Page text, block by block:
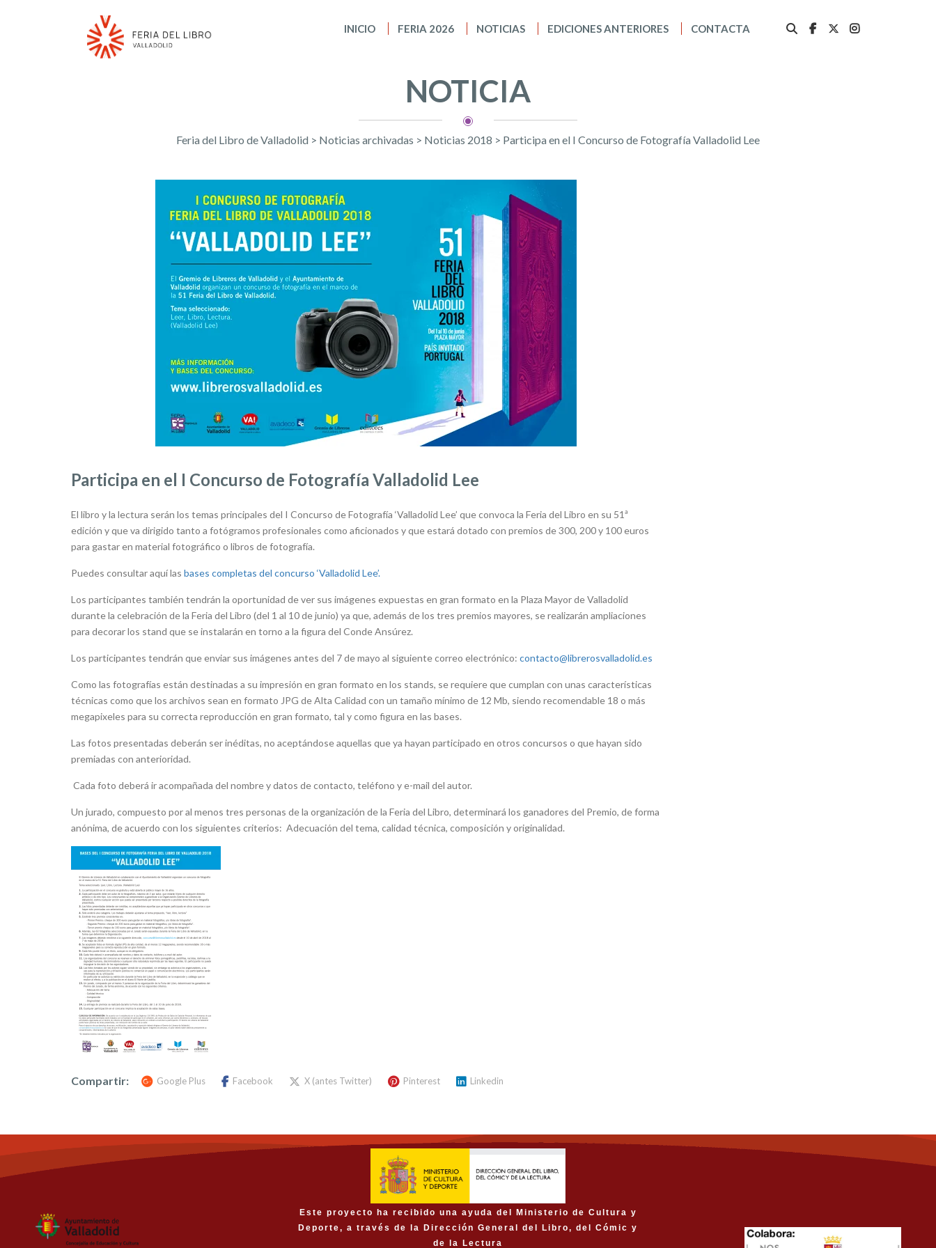
INICIO FERIA 2026 NOTICIAS EDICIONES ANTERIORES CONTACTA
NOTICIA
Feria del Libro de Valladolid > Noticias archivadas > Noticias 2018 > Participa en el I Concurso de Fotografía Valladolid Lee
Participa en el I Concurso de Fotografía Valladolid Lee
El libro y la lectura serán los temas principales del I Concurso de Fotografía ‘Valladolid Lee’ que convoca la Feria del Libro en su 51ª
edición y que va dirigido tanto a fotógramos profesionales como aficionados y que estará dotado con premios de 300, 200 y 100 euros
para gastar en material fotográfico o libros de fotografía.
Puedes consultar aquí las bases completas del concurso ‘Valladolid Lee’.
Los participantes también tendrán la oportunidad de ver sus imágenes expuestas en gran formato en la Plaza Mayor de Valladolid
durante la celebración de la Feria del Libro (del 1 al 10 de junio) ya que, además de los tres premios mayores, se realizarán ampliaciones
para decorar los stand que se instalarán en torno a la figura del Conde Ansúrez.
Los participantes tendrán que enviar sus imágenes antes del 7 de mayo al siguiente correo electrónico: contacto@librerosvalladolid.es
Como las fotografías están destinadas a su impresión en gran formato en los stands, se requiere que cumplan con unas características
técnicas como que los archivos sean en formato JPG de Alta Calidad con un tamaño mínimo de 12 Mb, siendo recomendable 18 o más
megapixeles para su correcta reproducción en gran formato, tal y como figura en las bases.
Las fotos presentadas deberán ser inéditas, no aceptándose aquellas que ya hayan participado en otros concursos o que hayan sido
premiadas con anterioridad.
Cada foto deberá ir acompañada del nombre y datos de contacto, teléfono y e-mail del autor.
Un jurado, compuesto por al menos tres personas de la organización de la Feria del Libro, determinará los ganadores del Premio, de forma
anónima, de acuerdo con los siguientes criterios: Adecuación del tema, calidad técnica, composición y originalidad.
Compartir: Google Plus Facebook X (antes Twitter) Pinterest Linkedin
Este proyecto ha recibido una ayuda del Ministerio de Cultura y
Deporte, a través de la Dirección General del Libro, del Cómic y
de la Lectura